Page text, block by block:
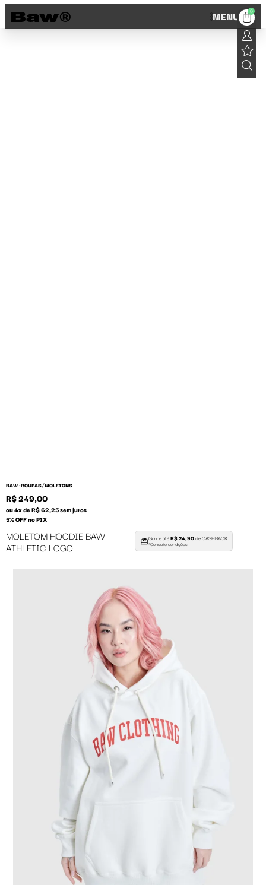
MENU 0
BAW •ROUPAS/MOLETONS
R$ 249,00
ou 4x de R$ 62,25 sem juros
5% OFF no PIX
MOLETOM HOODIE BAW
ATHLETIC LOGO
Ganhe atéR$ 24,90de CASHBACK
*Consulte condições